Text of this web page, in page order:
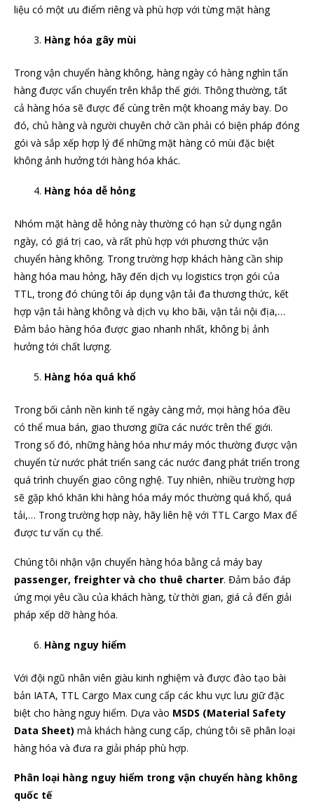
liệu có một ưu điểm riêng và phù hợp với từng mặt hàng
Hàng hóa gây mùi
Trong vận chuyển hàng không, hàng ngày có hàng nghìn tấn
hàng được vẩn chuyển trên khắp thế giới. Thông thường, tất
cả hàng hóa sẽ được để cùng trên một khoang máy bay. Do
đó, chủ hàng và người chuyên chở cần phải có biện pháp đóng
gói và sắp xếp hợp lý để những mặt hàng có mùi đặc biệt
không ảnh hưởng tới hàng hóa khác.
Hàng hóa dễ hỏng
Nhóm mặt hàng dễ hỏng này thường có hạn sử dụng ngắn
ngày, có giá trị cao, và rất phù hợp với phương thức vận
chuyển hàng không. Trong trường hợp khách hàng cần ship
hàng hóa mau hỏng, hãy đến dịch vụ logistics trọn gói của
TTL, trong đó chúng tôi áp dụng vận tải đa thương thức, kết
hợp vận tải hàng không và dịch vụ kho bãi, vận tải nội địa,…
Đảm bảo hàng hóa được giao nhanh nhất, không bị ảnh
hưởng tới chất lượng.
Hàng hóa quá khổ
Trong bối cảnh nền kinh tế ngày càng mở, mọi hàng hóa đều
có thể mua bán, giao thương giữa các nước trên thế giới.
Trong số đó, những hàng hóa như máy móc thường được vận
chuyển từ nước phát triển sang các nước đang phát triển trong
quá trình chuyển giao công nghệ. Tuy nhiên, nhiều trường hợp
sẽ gặp khó khăn khi hàng hóa máy móc thường quá khổ, quá
tải,… Trong trường hợp này, hãy liên hệ với TTL Cargo Max để
được tư vấn cụ thể.
Chúng tôi nhận vận chuyển hàng hóa bằng cả máy bay
passenger, freighter và cho thuê charter. Đảm bảo đáp
ứng mọi yêu cầu của khách hàng, từ thời gian, giá cả đến giải
pháp xếp dỡ hàng hóa.
Hàng nguy hiểm
Với đội ngũ nhân viên giàu kinh nghiệm và được đào tạo bài
bản IATA, TTL Cargo Max cung cấp các khu vực lưu giữ đặc
biệt cho hàng nguy hiểm. Dựa vào MSDS (Material Safety
Data Sheet) mà khách hàng cung cấp, chúng tôi sẽ phân loại
hàng hóa và đưa ra giải pháp phù hợp.
Phân loại hàng nguy hiểm trong vận chuyển hàng không
quốc tế